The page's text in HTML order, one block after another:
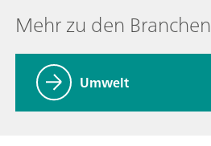
Mehr zu den Branchen
Umwelt